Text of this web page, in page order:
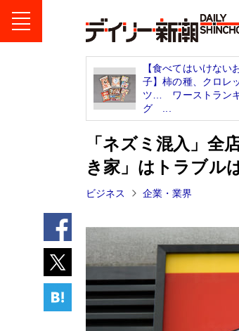
【食べてはいけない
子】柿の種、クロレ
ツ… ワーストラン
グ ...
「ネズミ混入」
き家」はトラブル
ビジネス 企業・業界